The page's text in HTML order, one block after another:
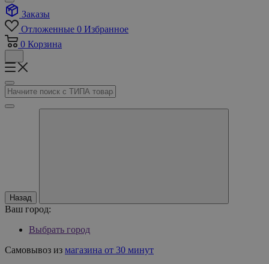
Заказы
Отложенные 0 Избранное
0 Корзина
Назад
Ваш город:
Выбрать город
Самовывоз из магазина от 30 минут